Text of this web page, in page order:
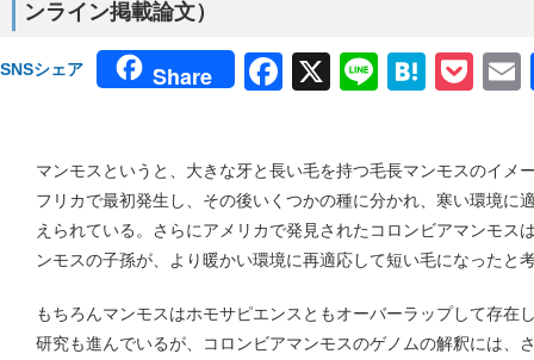
ンライン掲載論文）
SNSシェア Share Facebook
X Line
マンモスというと、大きな牙と長い毛を持つ毛長マンモスのイメ
フリカで最初発生し、その後いくつかの種に分かれ、寒い環境に
えられている。さらにアメリカで発見されたコロンビアマンモス
ンモスの子孫が、より暖かい環境に再適応して短い毛になったと
もちろんマンモスはホモサピエンスともオーバーラップして存在
研究も進んでいるが、コロンビアマンモスのゲノムの解釈には、